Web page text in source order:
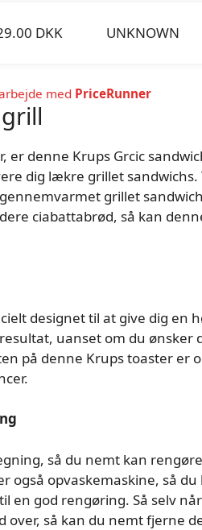
DKK UNKNOWN
med PriceRunner
denne Krups Grcic
dig lækre grillet
grillet
ciabattabrød, så kan
designet til at give dig en
uanset om du ønsker
på denne Krups toaster er
så du nemt kan
opvaskemaskine, så du
en god rengøring. Så selv
over, så kan du nemt fjerne